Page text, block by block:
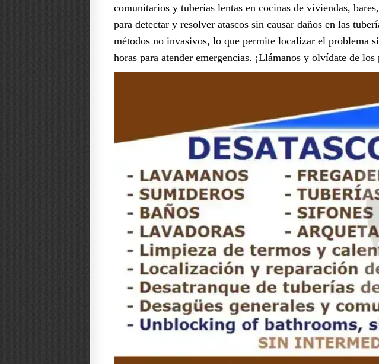
comunitarios y tuberías lentas en cocinas de viviendas,
para detectar y resolver atascos sin causar daños en las
métodos no invasivos, lo que permite localizar el problema
horas para atender emergencias. ¡Llámanos y olvídate de los